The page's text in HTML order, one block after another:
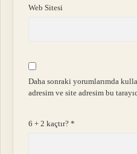
Web Sitesi
Daha sonraki yorumlarımda
adresim ve site adresim bu
6 + 2 kaçtır?*